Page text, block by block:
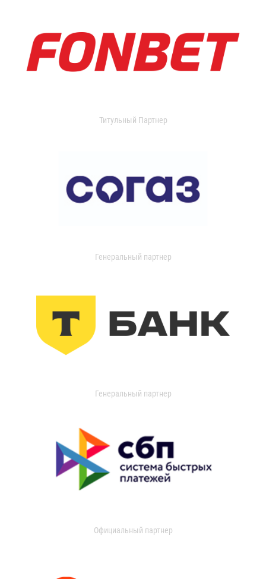
Титульный Партнер
Генеральный партнер
Генеральный партнер
Официальный партнер